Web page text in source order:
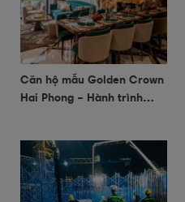
Căn hộ mẫu Golden Crown
Hai Phong – Hành trình